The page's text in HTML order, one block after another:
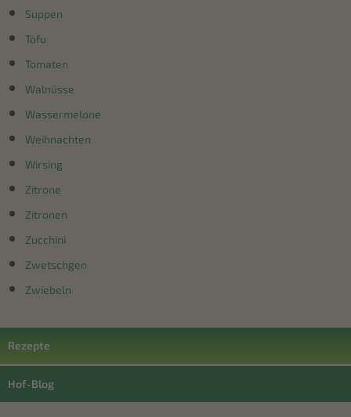
Suppen
Tofu
Tomaten
Walnüsse
Wassermelone
Weihnachten
Wirsing
Zitrone
Zitronen
Zucchini
Zwetschgen
Zwiebeln
Rezepte
Hof-Blog